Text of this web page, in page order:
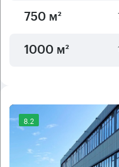
750 м²
1000 м²
8.2